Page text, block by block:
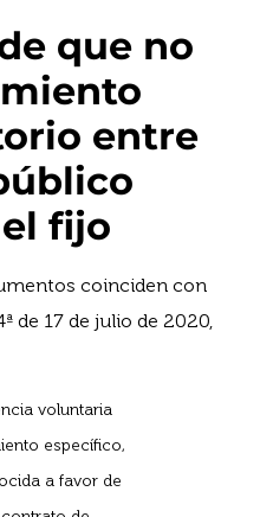
que no
entre
fijo
coinciden con
de 17 de julio de 2020,
voluntaria
específico,
a favor de